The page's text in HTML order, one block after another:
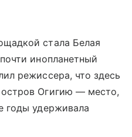
стала Белая
инопланетный
режиссера, что здесь
Огигию — место,
годы удерживала